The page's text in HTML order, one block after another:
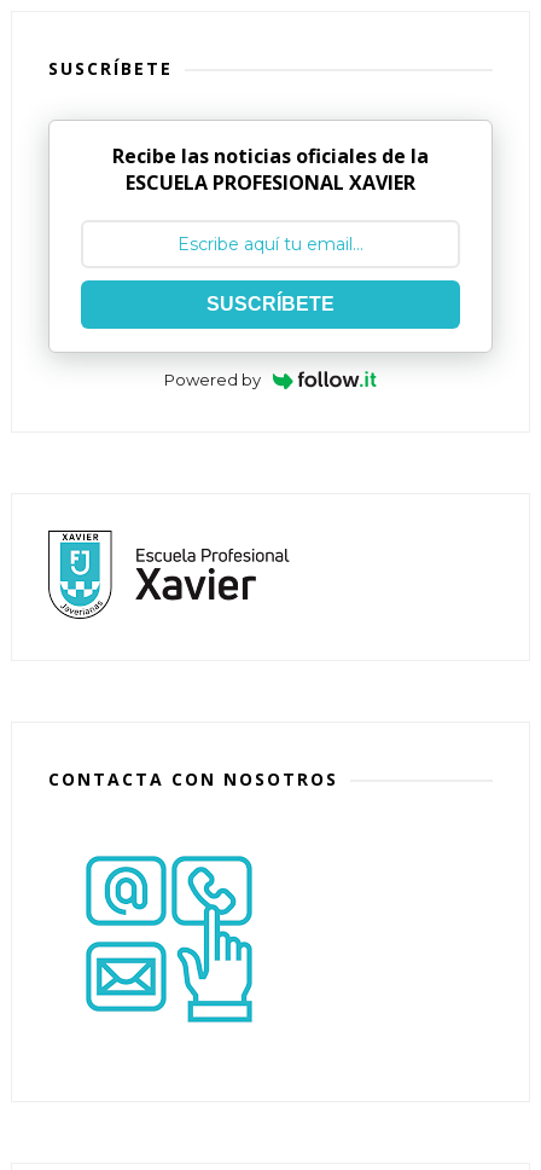
SUSCRÍBETE
Recibe las noticias oficiales de la
ESCUELA PROFESIONAL XAVIER
SUSCRÍBETE
Powered by
CONTACTA CON NOSOTROS